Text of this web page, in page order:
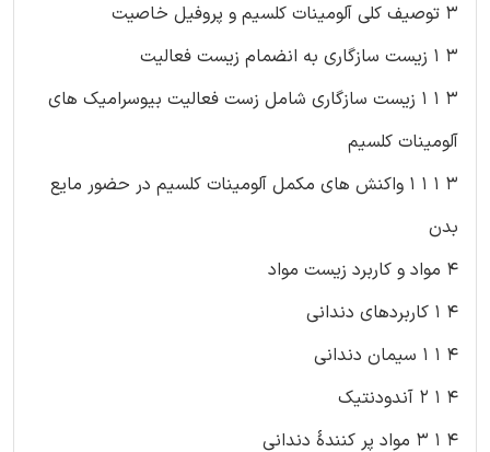
۳ توصیف کلی آلومینات کلسیم و پروفیل خاصیت
۳ ۱ زیست سازگاری به انضمام زیست فعالیت
۳ ۱ ۱ زیست سازگاری شامل زست فعالیت بیوسرامیک های
آلومینات کلسیم
۳ ۱ ۱ ۱ واکنش های مکمل آلومینات کلسیم در حضور مایع
بدن
۴ مواد و کاربرد زیست مواد
۴ ۱ کاربردهای دندانی
۴ ۱ ۱ سیمان دندانی
۴ ۱ ۲ آندودنتیک
۴ ۱ ۳ مواد پر کنندۀ دندانی